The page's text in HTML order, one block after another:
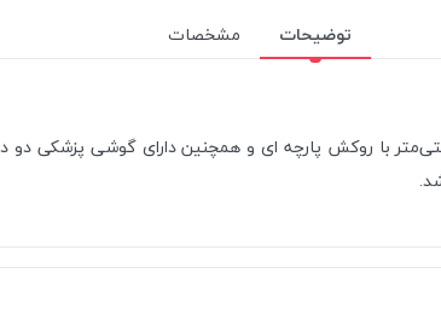
توضیحات مشخصات
آنالوگ حرفه‌ای دارای گیج استاندارد و کاف با اندازه 41.7 – 27.9 سانتی‌متر با روکش